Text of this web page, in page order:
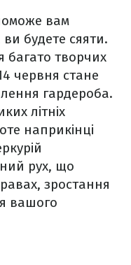
вам
будете сяяти.
багато творчих
червня стане
гардероба.
літніх
наприкінці
рух, що
зростання
вашого